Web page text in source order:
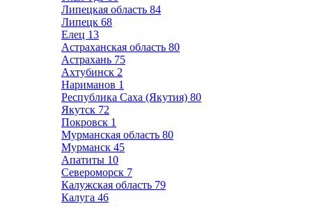
Липецкая область 84
Липецк 68
Елец 13
Астраханская область 80
Астрахань 75
Ахтубинск 2
Нариманов 1
Республика Саха (Якутия) 80
Якутск 72
Покровск 1
Мурманская область 80
Мурманск 45
Апатиты 10
Североморск 7
Калужская область 79
Калуга 46